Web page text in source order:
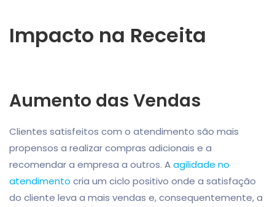
Impacto na Receita
Aumento das Vendas
Clientes satisfeitos com o atendimento são mais
propensos a realizar compras adicionais e a
recomendar a empresa a outros. Aagilidade no
atendimento cria um ciclo positivo onde a satisfação
do cliente leva a mais vendas e, consequentemente, a